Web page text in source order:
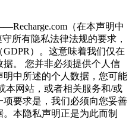
（在本声明中
所有隐私法律法规的要求，
）。这意味着我们仅在
。 您并非必须提供个人信
中所述的个人数据，您可能
本网站，或者相关服务和/或
要求是，我们必须向您妥善
本隐私声明正是为此而制